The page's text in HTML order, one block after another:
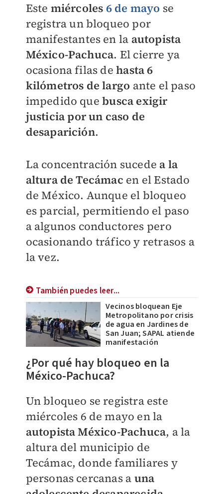
Este miércoles 6 de mayo se
registra un bloqueo por
manifestantes en la autopista
México-Pachuca. El cierre ya
ocasiona filas dehasta 6
kilómetros de largo ante el paso
impedido quebusca exigir
justicia por un caso de
desaparición.
La concentración sucede a la
altura de Tecámac en el Estado
de México. Aunque el bloqueo
es parcial, permitiendo el paso
a algunos conductores pero
ocasionando tráfico y retrasos a
la vez.
También puedes leer...
Vecinos bloquean Eje
Metropolitano por crisis
de agua en Jardines de
San Juan; SAPAL atiende
manifestación
¿Por qué hay bloqueo en la
México-Pachuca?
Un bloqueo se registra este
miércoles 6 de mayo en la
autopista México-Pachuca, a la
altura del municipio de
Tecámac, donde familiares y
personas cercanas a una